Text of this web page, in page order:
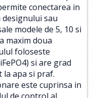
conectarea in
sau
modele de 5, 10 si
maxim doua
foloseste
si are grad
la apa si praf.
este cuprinsa in
de control al